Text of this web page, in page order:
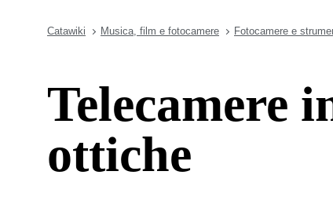
Catawiki Musica, film e fotocamere Fotocamere e
Telecamere
ottiche